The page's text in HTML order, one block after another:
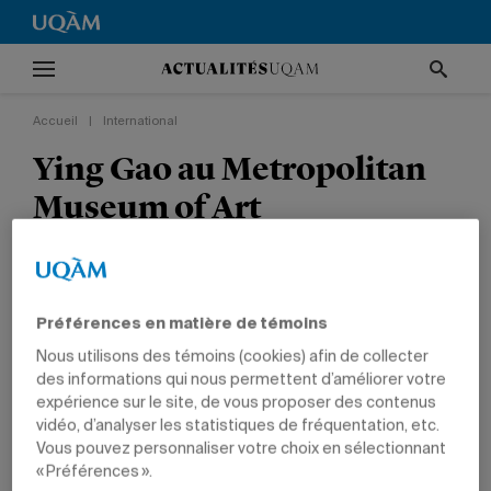
Accueil International
Ying Gao au Metropolitan
Museum of Art
La professeure fait partie de l’exposition
yorkais.
INTERNATIONAL CULTURE ARTS PROFESSEURS
Préférences en matière de témoins
Nous utilisons des témoins (cookies) afin de collecter
des informations qui nous permettent d’améliorer votre
expérience sur le site, de vous proposer des contenus
vidéo, d’analyser les statistiques de fréquentation, etc.
Vous pouvez personnaliser votre choix en sélectionnant
« Préférences ».